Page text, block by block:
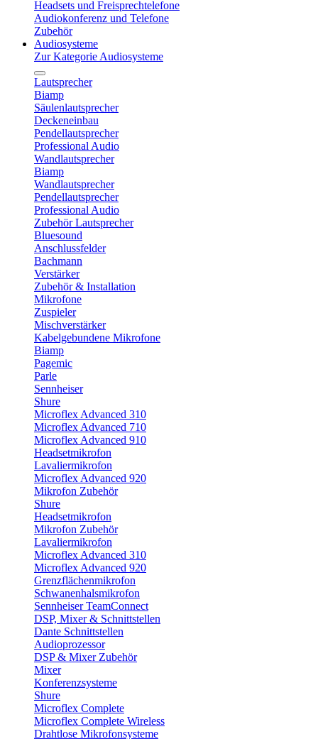
Headsets und Freisprechtelefone
Audiokonferenz und Telefone
Zubehör
Audiosysteme
Zur Kategorie Audiosysteme
Lautsprecher
Biamp
Säulenlautsprecher
Deckeneinbau
Pendellautsprecher
Professional Audio
Wandlautsprecher
Biamp
Wandlautsprecher
Pendellautsprecher
Professional Audio
Zubehör Lautsprecher
Bluesound
Anschlussfelder
Bachmann
Verstärker
Zubehör & Installation
Mikrofone
Zuspieler
Mischverstärker
Kabelgebundene Mikrofone
Biamp
Pagemic
Parle
Sennheiser
Shure
Microflex Advanced 310
Microflex Advanced 710
Microflex Advanced 910
Headsetmikrofon
Lavaliermikrofon
Microflex Advanced 920
Mikrofon Zubehör
Shure
Headsetmikrofon
Mikrofon Zubehör
Lavaliermikrofon
Microflex Advanced 310
Microflex Advanced 920
Grenzflächenmikrofon
Schwanenhalsmikrofon
Sennheiser TeamConnect
DSP, Mixer & Schnittstellen
Dante Schnittstellen
Audioprozessor
DSP & Mixer Zubehör
Mixer
Konferenzsysteme
Shure
Microflex Complete
Microflex Complete Wireless
Drahtlose Mikrofonsysteme